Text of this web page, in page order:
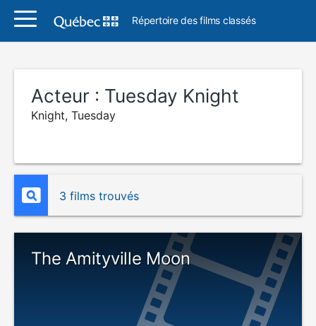
Répertoire des films classés
Acteur : Tuesday Knight
Knight, Tuesday
3 films trouvés
The Amityville Moon